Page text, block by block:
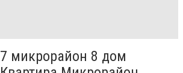
7 микрорайон 8 дом